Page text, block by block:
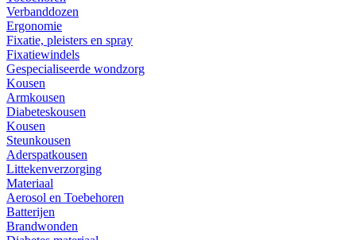
Verbanddozen
Ergonomie
Fixatie, pleisters en spray
Fixatiewindels
Gespecialiseerde wondzorg
Kousen
Armkousen
Diabeteskousen
Kousen
Steunkousen
Aderspatkousen
Littekenverzorging
Materiaal
Aerosol en Toebehoren
Batterijen
Brandwonden